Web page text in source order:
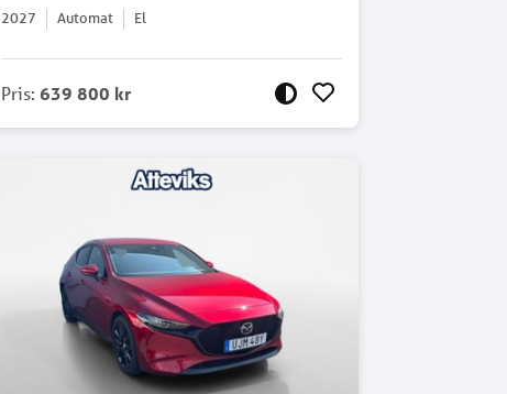
2027 Automat El
Pris: 639 800 kr